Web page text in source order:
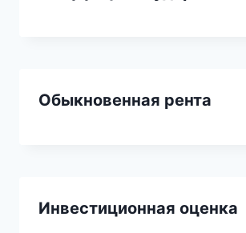
Обыкновенная рента
Инвестиционная оценка